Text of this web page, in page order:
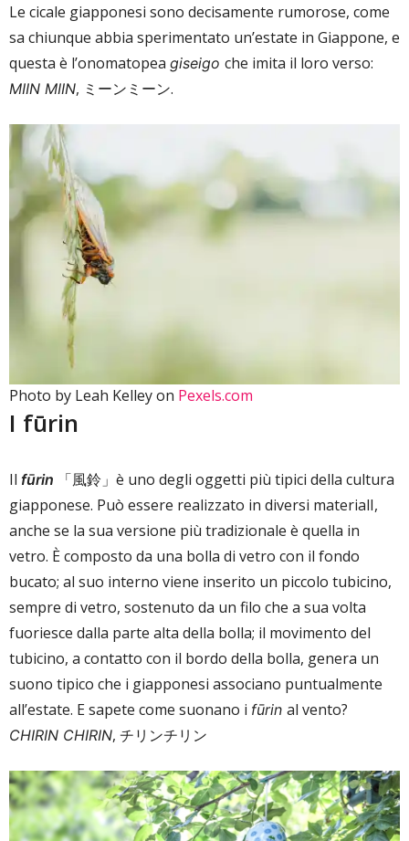
Le cicale giapponesi sono decisamente rumorose, come
sa chiunque abbia sperimentato un’estate in Giappone, e
questa è l’onomatopea giseigo che imita il loro verso:
MIIN MIIN, ミーンミーン.
Photo by Leah Kelley on Pexels.com
I fūrin
Il fūrin 「風鈴」è uno degli oggetti più tipici della cultura
giapponese. Può essere realizzato in diversi materialI,
anche se la sua versione più tradizionale è quella in
vetro. È composto da una bolla di vetro con il fondo
bucato; al suo interno viene inserito un piccolo tubicino,
sempre di vetro, sostenuto da un filo che a sua volta
fuoriesce dalla parte alta della bolla; il movimento del
tubicino, a contatto con il bordo della bolla, genera un
suono tipico che i giapponesi associano puntualmente
all’estate. E sapete come suonano i fūrin al vento?
CHIRIN CHIRIN, チリンチリン